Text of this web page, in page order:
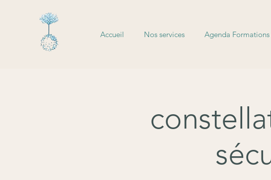
Accueil Nos services Agenda